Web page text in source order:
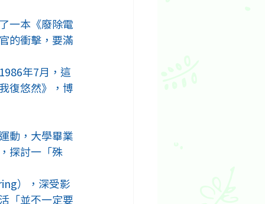
一本《廢除電
的衝擊，要滿
年7月，這
復悠然》，博
動，大學畢業
探討一「殊
），深受影
「並不一定要